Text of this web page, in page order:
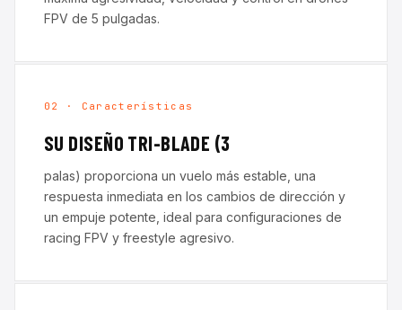
FPV de 5 pulgadas.
02 · Características
SU DISEÑO TRI-BLADE (3
palas) proporciona un vuelo más estable, una
respuesta inmediata en los cambios de dirección y
un empuje potente, ideal para configuraciones de
racing FPV y freestyle agresivo.